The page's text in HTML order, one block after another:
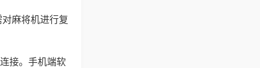
麻将机进行复
接。手机端软